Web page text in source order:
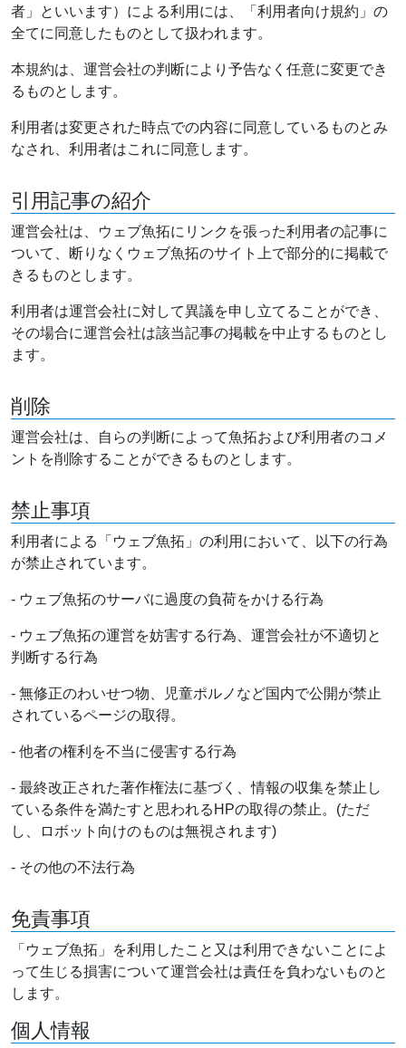
者」といいます）による利用には、「利用者向け規約」の
全てに同意したものとして扱われます。
本規約は、運営会社の判断により予告なく任意に変更でき
るものとします。
利用者は変更された時点での内容に同意しているものとみ
なされ、利用者はこれに同意します。
引用記事の紹介
運営会社は、ウェブ魚拓にリンクを張った利用者の記事に
ついて、断りなくウェブ魚拓のサイト上で部分的に掲載で
きるものとします。
利用者は運営会社に対して異議を申し立てることができ、
その場合に運営会社は該当記事の掲載を中止するものとし
ます。
削除
運営会社は、自らの判断によって魚拓および利用者のコメ
ントを削除することができるものとします。
禁止事項
利用者による「ウェブ魚拓」の利用において、以下の行為
が禁止されています。
- ウェブ魚拓のサーバに過度の負荷をかける行為
- ウェブ魚拓の運営を妨害する行為、運営会社が不適切と
判断する行為
- 無修正のわいせつ物、児童ポルノなど国内で公開が禁止
されているページの取得。
- 他者の権利を不当に侵害する行為
- 最終改正された著作権法に基づく、情報の収集を禁止し
ている条件を満たすと思われるHPの取得の禁止。(ただ
し、ロボット向けのものは無視されます)
- その他の不法行為
免責事項
「ウェブ魚拓」を利用したこと又は利用できないことによ
って生じる損害について運営会社は責任を負わないものと
します。
個人情報